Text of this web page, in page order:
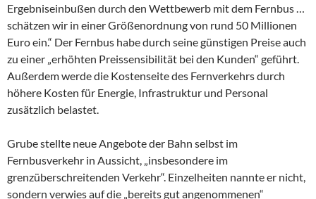
Ergebniseinbußen durch den Wettbewerb mit dem Fernbus …
schätzen wir in einer Größenordnung von rund 50 Millionen
Euro ein.“ Der Fernbus habe durch seine günstigen Preise auch
zu einer „erhöhten Preissensibilität bei den Kunden“ geführt.
Außerdem werde die Kostenseite des Fernverkehrs durch
höhere Kosten für Energie, Infrastruktur und Personal
zusätzlich belastet.
Grube stellte neue Angebote der Bahn selbst im
Fernbusverkehr in Aussicht, „insbesondere im
grenzüberschreitenden Verkehr“. Einzelheiten nannte er nicht,
sondern verwies auf die „bereits gut angenommenen“